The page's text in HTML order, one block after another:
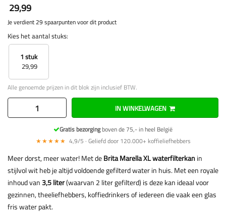
29,99
Je verdient 29 spaarpunten voor dit product
Kies het aantal stuks:
1 stuk
29,99
Alle genoemde prijzen in dit blok zijn inclusief BTW.
IN WINKELWAGEN
Gratis bezorgingboven de 75,- in heel België
★★★★★ 4,9/5 · Geliefd door 120.000+ koffieliefhebbers
Meer dorst, meer water! Met deBrita Marella XL waterfilterkanin
stijlvol wit heb je altijd voldoende gefilterd water in huis. Met een royale
inhoud van 3,5 liter(waarvan 2 liter gefilterd) is deze kan ideaal voor
gezinnen, theeliefhebbers, koffiedrinkers of iedereen die vaak een glas
fris water pakt.